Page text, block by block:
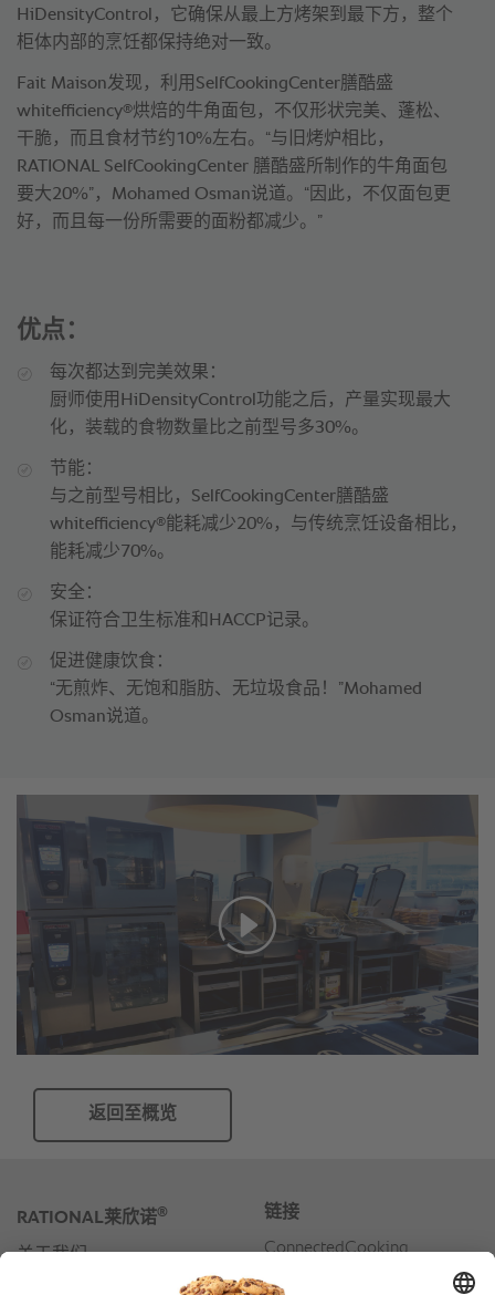
HiDensityControl，它确保从最上方烤架到最下方，整个
柜体内部的烹饪都保持绝对一致。
Fait Maison发现，利用SelfCookingCenter膳酷盛
whitefficiency®烘焙的牛角面包，不仅形状完美、蓬松、
干脆，而且食材节约10%左右。“与旧烤炉相比，
RATIONAL SelfCookingCenter 膳酷盛所制作的牛角面包
要大20%”，Mohamed Osman说道。“因此，不仅面包更
好，而且每一份所需要的面粉都减少。”
优点：
每次都达到完美效果：
厨师使用HiDensityControl功能之后，产量实现最大
化，装载的食物数量比之前型号多30%。
节能：
与之前型号相比，SelfCookingCenter膳酷盛
whitefficiency®能耗减少20%，与传统烹饪设备相比，
能耗减少70%。
安全：
保证符合卫生标准和HACCP记录。
促进健康饮食：
“无煎炸、无饱和脂肪、无垃圾食品！”Mohamed
Osman说道。
返回至概览